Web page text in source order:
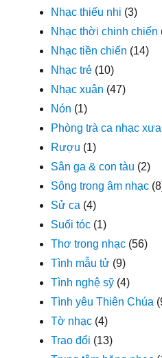
Nhạc thiếu nhi (3)
Nhạc thời chinh chiến
Nhạc tiền chiến (14)
Nhạc trẻ (10)
Nhạc xuân (47)
Nón (1)
Phòng trà ca nhạc xưa
Rượu (1)
Sân ga & con tàu (2)
Sông trong âm nhạc
Sử ca (4)
Suối tóc (1)
Thơ trong nhạc (56)
Tình mẫu tử (9)
Tình nghệ sỹ (4)
Tình yêu Thiên Chúa
Tờ nhạc (4)
Trao đổi (13)